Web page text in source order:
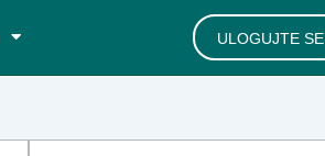
ULOGUJTE SE